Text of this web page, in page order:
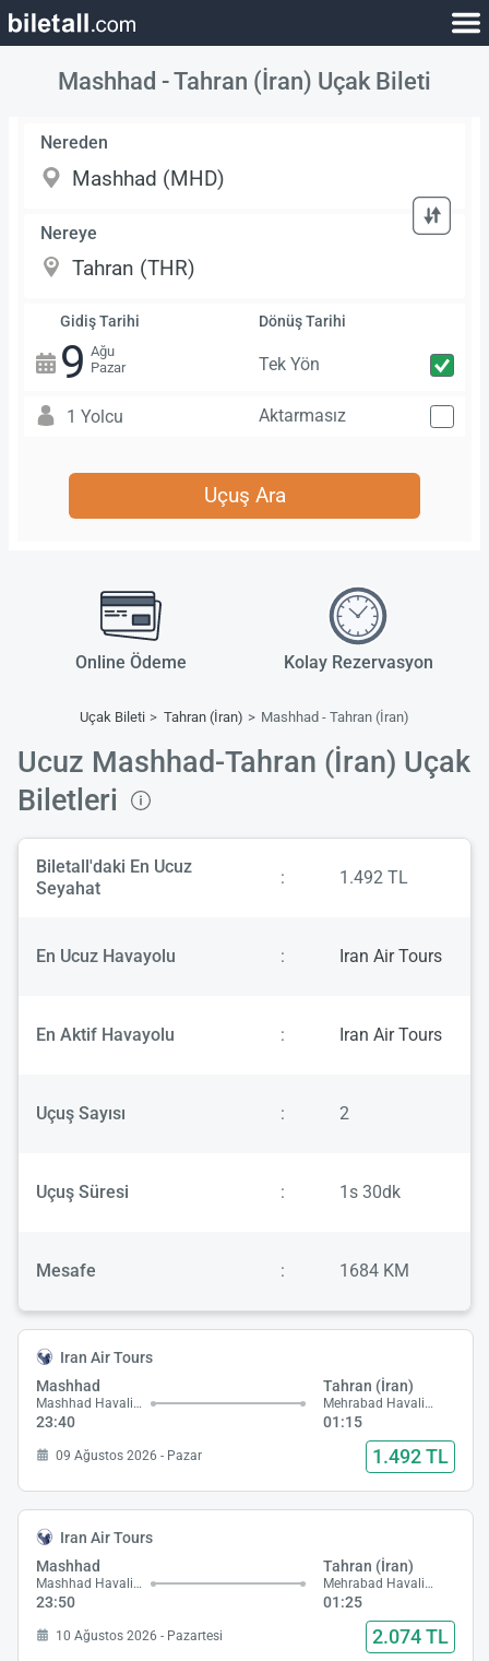
Mashhad - Tahran (İran) Uçak Bileti
Nereden
Nereye
Gidiş Tarihi
9 Ağu
Pazar
Dönüş Tarihi
Tek Yön
1 Yolcu Aktarmasız
Uçuş Ara
Online Ödeme Kolay Rezervasyon
Uçak Bileti Tahran (İran) Mashhad - Tahran (İran)
Ucuz Mashhad-Tahran (İran) Uçak
Biletleri
Biletall'daki En Ucuz
Seyahat
: 1.492 TL
En Ucuz Havayolu : Iran Air Tours
En Aktif Havayolu : Iran Air Tours
Uçuş Sayısı : 2
Uçuş Süresi : 1s 30dk
Mesafe : 1684 KM
Iran Air Tours
Mashhad
Mashhad Havalimanı
23:40
Tahran (İran)
Mehrabad Havalimanı
01:15
09 Ağustos 2026 - Pazar 1.492 TL
Iran Air Tours
Mashhad
Mashhad Havalimanı
23:50
Tahran (İran)
Mehrabad Havalimanı
01:25
10 Ağustos 2026 - Pazartesi 2.074 TL